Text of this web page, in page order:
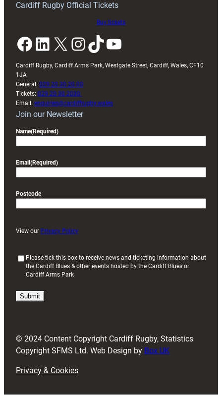
Cardiff Rugby Official Tickets
Buy tickets
Facebook LinkedIn X InstagramTikTok YouTube
Cardiff Rugby, Cardiff Arms Park, Westgate Street, Cardiff, Wales, CF10
1JA
General: 029 20 30 20 00
Tickets: 029 20 30 2030
Email: enquiries@cardiffrugby.wales
Join our Newsletter
Name(Required)
Email (Required)
Postcode
View our Privacy Policy
i
)
Please tick this box to receive news and ticketing information about
the Cardiff Blues & other events hosted by the Cardiff Blues or
Cardiff Arms Park
© 2024 Content Copyright Cardiff Rugby, Statistics
Copyright SFMS Ltd. Web Design by Box UK
Privacy & Cookies